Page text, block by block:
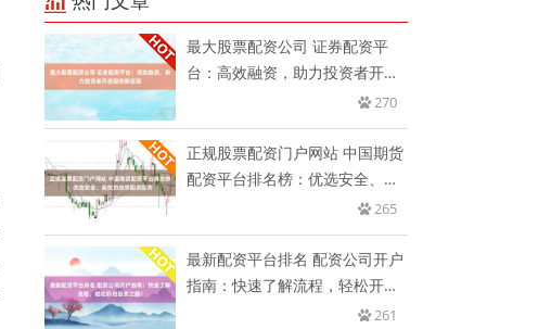
最大股票配资公司 证券配资平
台：高效融资，助力投资者开启
270
正规股票配资门户网站 中国期货
配资平台排名榜：优选安全、高
265
最新配资平台排名 配资公司开户
指南：快速了解流程，轻松开启
261